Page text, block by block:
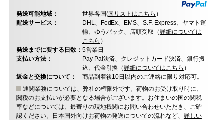
発送可能地域： 世界各国(国リストはこちら ）
配送サービス：
DHL、FedEx、EMS、S.F. Express、ヤマト運
輸、ゆうパック、店頭受取（詳細については
こちら ）
発送までに要する日数： 5営業日
支払い方法：
Pay Pal決済、クレジットカード決済、銀行振
込、代金引換（詳細についてはこちら ）
返金と交換について：
商品到着後10日以内のご連絡に限り対応可。
通関業務については、弊社の権限外です。荷物のお受け取り時に、
関税のお支払いが必要となる場合がございます。お住まいの国の関税
率などについては、最寄りの現地機関にお問い合わせいただき、ご確
認ください。日本国外向けお荷物の発送についての流れなど、 詳しい